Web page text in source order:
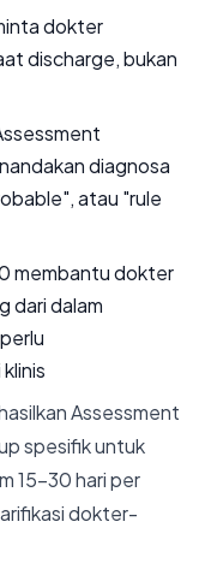
dokter
discharge, bukan
diagnosa
atau "rule
membantu dokter
dari dalam
Assessment
spesifik untuk
15–30 hari per
dokter-